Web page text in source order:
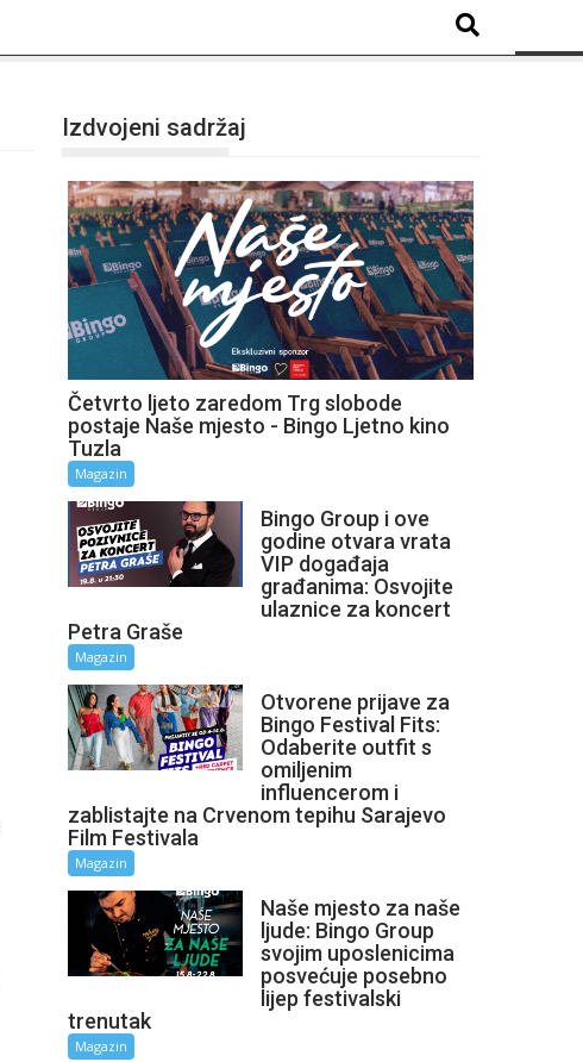
Izdvojeni sadržaj
Četvrto ljeto zaredom Trg slobode
postaje Naše mjesto - Bingo Ljetno kino
Tuzla
Magazin
Bingo Group i ove
godine otvara vrata
VIP događaja
građanima: Osvojite
ulaznice za koncert
Petra Graše
Magazin
Otvorene prijave za
Bingo Festival Fits:
Odaberite outfit s
omiljenim
influencerom i
zablistajte na Crvenom tepihu Sarajevo
Film Festivala
Magazin
Naše mjesto za naše
ljude: Bingo Group
svojim uposlenicima
posvećuje posebno
lijep festivalski
trenutak
Magazin